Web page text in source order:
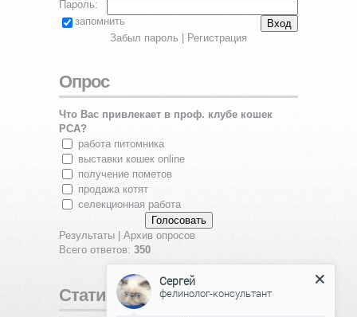
Пароль:
запомнить
Забыл пароль | Регистрация
Опрос
Что Вас привлекает в проф. клубе кошек
PCA?
работа питомника
выставки кошек online
получение пометов
продажа котят
селекционная работа
Результаты
Архив опросов
Всего ответов: 350
Статистика
Сергей
фелинолог-консультант